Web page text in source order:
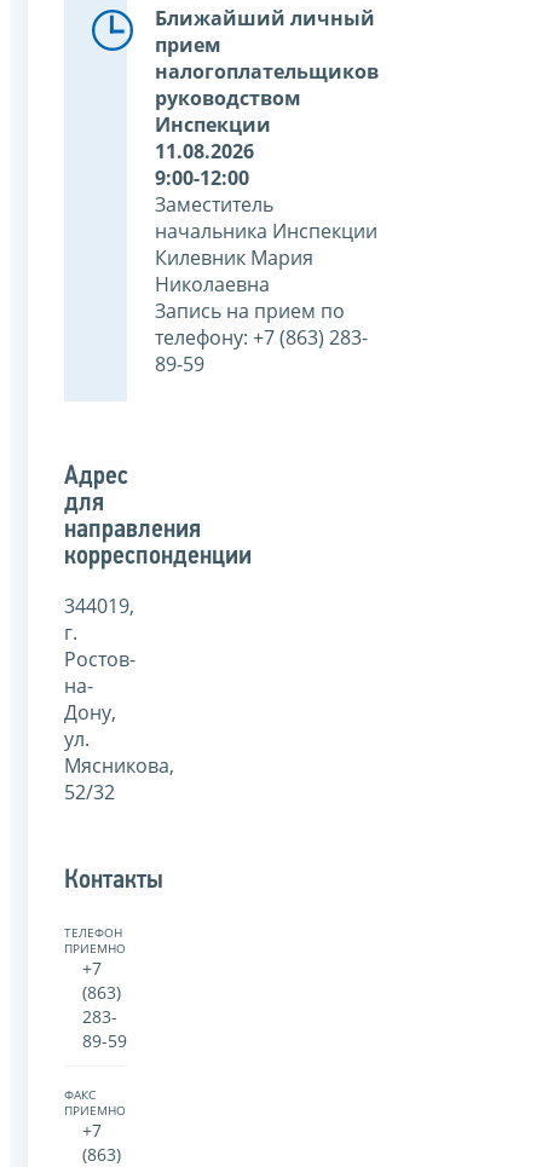
Ближайший личный
прием
налогоплательщиков
руководством
Инспекции
11.08.2026
9:00-12:00
Заместитель
начальника Инспекции
Килевник Мария
Николаевна
Запись на прием по
телефону: +7 (863) 283-
89-59
Адрес
для
направления
корреспонденции
344019,
г.
Ростов-
на-
Дону,
ул.
Мясникова,
52/32
Контакты
ТЕЛЕФОН
ПРИЕМНОЙ:
+7
(863)
283-
89-59
ФАКС
ПРИЕМНОЙ:
+7
(863)